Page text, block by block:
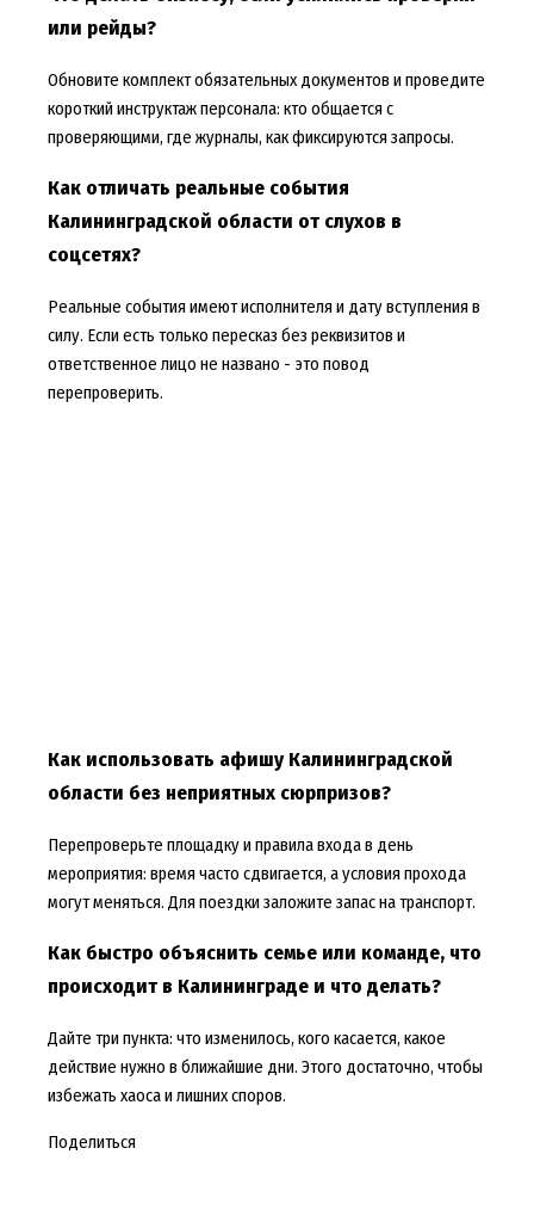
или рейды?
Обновите комплект обязательных документов и проведите
короткий инструктаж персонала: кто общается с
проверяющими, где журналы, как фиксируются запросы.
Как отличать реальные события
Калининградской области от слухов в
соцсетях?
Реальные события имеют исполнителя и дату вступления в
силу. Если есть только пересказ без реквизитов и
ответственное лицо не названо - это повод
перепроверить.
Как использовать афишу Калининградской
области без неприятных сюрпризов?
Перепроверьте площадку и правила входа в день
мероприятия: время часто сдвигается, а условия прохода
могут меняться. Для поездки заложите запас на транспорт.
Как быстро объяснить семье или команде, что
происходит в Калининграде и что делать?
Дайте три пункта: что изменилось, кого касается, какое
действие нужно в ближайшие дни. Этого достаточно, чтобы
избежать хаоса и лишних споров.
Поделиться